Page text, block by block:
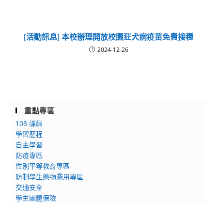
[活動訊息] 本校辦理開放校園狂犬病疫苗免費接種
2024-12-26
重點專區
108 課綱
學習歷程
自主學習
防疫專區
性別平等教育專區
防制學生藥物濫用專區
交通安全
學生團體保險